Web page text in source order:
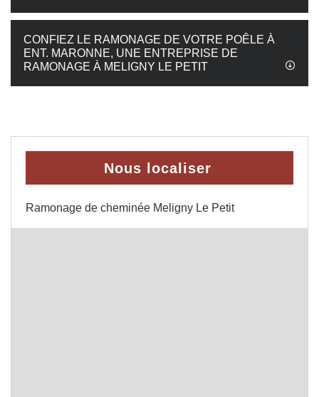
CONFIEZ LE RAMONAGE DE VOTRE POÊLE À
ENT. MARONNE, UNE ENTREPRISE DE
RAMONAGE À MELIGNY LE PETIT
Nous localiser
Ramonage de cheminée Meligny Le Petit